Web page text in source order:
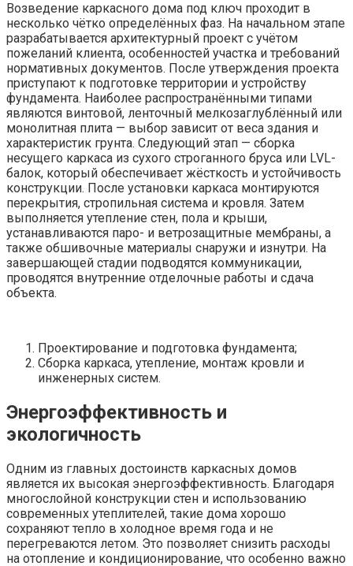
Возведение каркасного дома под ключ проходит в
несколько чётко определённых фаз. На начальном этапе
разрабатывается архитектурный проект с учётом
пожеланий клиента, особенностей участка и требований
нормативных документов. После утверждения проекта
приступают к подготовке территории и устройству
фундамента. Наиболее распространёнными типами
являются винтовой, ленточный мелкозаглублённый или
монолитная плита — выбор зависит от веса здания и
характеристик грунта. Следующий этап — сборка
несущего каркаса из сухого строганного бруса или LVL-
балок, который обеспечивает жёсткость и устойчивость
конструкции. После установки каркаса монтируются
перекрытия, стропильная система и кровля. Затем
выполняется утепление стен, пола и крыши,
устанавливаются паро- и ветрозащитные мембраны, а
также обшивочные материалы снаружи и изнутри. На
завершающей стадии подводятся коммуникации,
проводятся внутренние отделочные работы и сдача
объекта.
Проектирование и подготовка фундамента;
Сборка каркаса, утепление, монтаж кровли и
инженерных систем.
Энергоэффективность и
экологичность
Одним из главных достоинств каркасных домов
является их высокая энергоэффективность. Благодаря
многослойной конструкции стен и использованию
современных утеплителей, такие дома хорошо
сохраняют тепло в холодное время года и не
перегреваются летом. Это позволяет снизить расходы
на отопление и кондиционирование, что особенно важно